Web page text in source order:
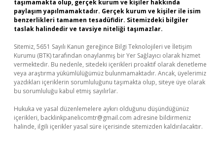
taşımamakta olup, gerçek kurum ve kişiler hakkında
paylaşım yapılmamaktadır. Gerçek kurum ve kişiler ile isim
benzerlikleri tamamen tesadüfidir. Sitemizdeki bilgiler
taslak halindedir ve tavsiye niteliği taşımazlar.
Sitemiz, 5651 Sayılı Kanun gereğince Bilgi Teknolojileri ve İletişim
Kurumu (BTK) tarafından onaylanmış bir Yer Sağlayıcı olarak hizmet
vermektedir. Bu nedenle, sitedeki içerikleri proaktif olarak denetleme
veya araştırma yükümlülüğümüz bulunmamaktadır. Ancak, üyelerimiz
yazdıkları içeriklerin sorumluluğunu taşımakta olup, siteye üye olarak
bu sorumluluğu kabul etmiş sayılırlar.
Hukuka ve yasal düzenlemelere aykırı olduğunu düşündüğünüz
içerikleri, backlinkpanelicomtr@gmail.com adresine bildirmeniz
halinde, ilgili içerikler yasal süre içerisinde sitemizden kaldırılacaktır.